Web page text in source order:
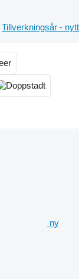
Tillverkningsår - nytt
ny